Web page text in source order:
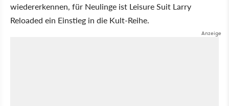
wiedererkennen, für Neulinge ist Leisure Suit Larry
Reloaded ein Einstieg in die Kult-Reihe.